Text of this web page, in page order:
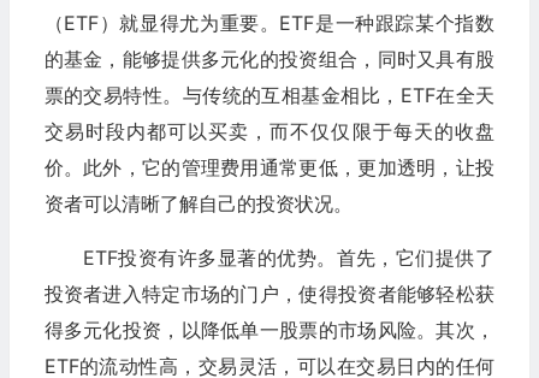
（ETF）就显得尤为重要。ETF是一种跟踪某个指数
的基金，能够提供多元化的投资组合，同时又具有股
票的交易特性。与传统的互相基金相比，ETF在全天
交易时段内都可以买卖，而不仅仅限于每天的收盘
价。此外，它的管理费用通常更低，更加透明，让投
资者可以清晰了解自己的投资状况。
ETF投资有许多显著的优势。首先，它们提供了
投资者进入特定市场的门户，使得投资者能够轻松获
得多元化投资，以降低单一股票的市场风险。其次，
ETF的流动性高，交易灵活，可以在交易日内的任何